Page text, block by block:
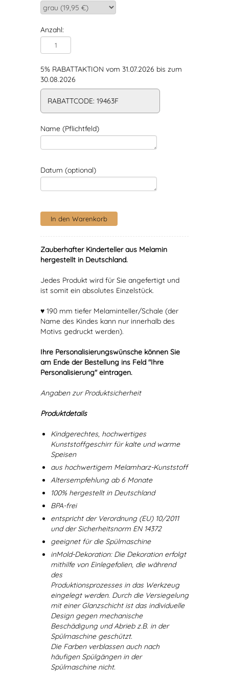
Anzahl:
5% RABATTAKTION vom 31.07.2026 bis zum
30.08.2026
RABATTCODE: 19463F
Name (Pflichtfeld)
Datum (optional)
Zauberhafter Kinderteller aus Melamin
hergestellt in Deutschland.
Jedes Produkt wird für Sie angefertigt und
ist somit ein absolutes Einzelstück.
♥ 190 mm tiefer Melaminteller/Schale (der
Name des Kindes kann nur innerhalb des
Motivs gedruckt werden).
Ihre Personalisierungswünsche können Sie
am Ende der Bestellung ins Feld "Ihre
Personalisierung" eintragen.
Angaben zur Produktsicherheit
Produktdetails
Kindgerechtes, hochwertiges
Kunststoffgeschirr für kalte und warme
Speisen
aus hochwertigem Melamharz-Kunststoff
Altersempfehlung ab 6 Monate
100% hergestellt in Deutschland
BPA-frei
entspricht der Verordnung (EU) 10/2011
und der Sicherheitsnorm EN 14372
geeignet für die Spülmaschine
inMold-Dekoration: Die Dekoration erfolgt
mithilfe von Einlegefolien, die während
des
Produktionsprozesses in das Werkzeug
eingelegt werden. Durch die Versiegelung
mit einer Glanzschicht ist das individuelle
Design gegen mechanische
Beschädigung und Abrieb z.B. in der
Spülmaschine geschützt.
Die Farben verblassen auch nach
häufigen Spülgängen in der
Spülmaschine nicht.